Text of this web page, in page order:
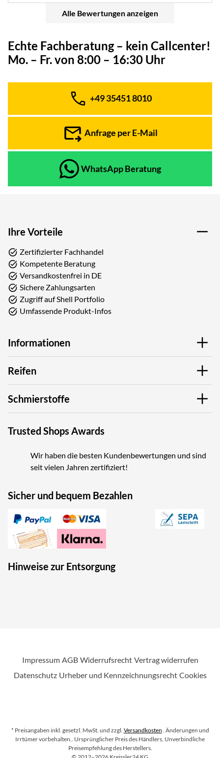
Alle Bewertungen anzeigen
Echte Fachberatung – kein Callcenter!
Mo. – Fr. von 8:00 – 16:30 Uhr
Telefon:
+49 35451 8010
Anfrage per E-Mail
WhatsApp Beratung
Ihre Vorteile
Zertifizierter Fachhandel
Kompetente Beratung
Versandkostenfrei in DE
Sichere Zahlungsarten
Zugriff auf Shell Portfolio
Umfassende Produkt-Infos
Informationen
Reifen
Schmierstoffe
Trusted Shops Awards
Wir haben die besten Kundenbewertungen und sind
seit vielen Jahren zertifiziert!
Sicher und bequem Bezahlen
Hinweise zur Entsorgung
Impressum AGB Widerrufsrecht Vertrag widerrufen
Datenschutz Urheber und Kennzeichnungsrecht Cookies
* Preisangaben inkl. gesetzl. MwSt. und zzgl. Versandkosten . Änderungen und
Irrtümer vorbehalten.
. Ursprünglicher Preis des Händlers, Unverbindliche
Preisempfehlung des Herstellers.
Copyright